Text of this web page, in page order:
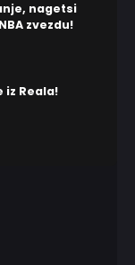
nagetsi
zvezdu!
iz Reala!